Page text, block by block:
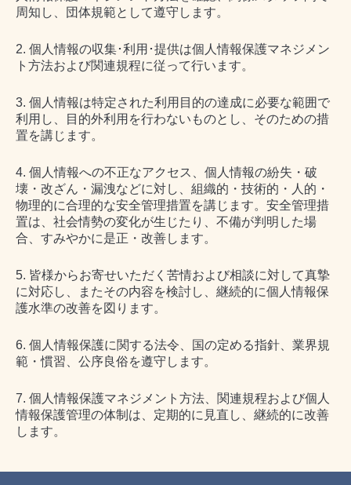
周知し、団体規範として遵守します。
2. 個人情報の収集･利用･提供は個人情報保護マネジメン
ト方法および関連規程に従って行います。
3. 個人情報は特定された利用目的の達成に必要な範囲で
利用し、目的外利用を行わないものとし、そのための措
置を講じます。
4. 個人情報への不正なアクセス、個人情報の紛失・破
壊・改ざん・漏洩などに対し、組織的・技術的・人的・
物理的に合理的な安全管理措置を講じます。安全管理措
置は、社会情勢の変化が生じたり、不備が判明した場
合、すみやかに是正・改善します。
5. 皆様からお寄せいただく苦情および相談に対して真摯
に対応し、またその内容を検討し、継続的に個人情報保
護水準の改善を図ります。
6. 個人情報保護に関する法令、国の定める指針、業界規
範・慣習、公序良俗を遵守します。
7. 個人情報保護マネジメント方法、関連規程および個人
情報保護管理の体制は、定期的に見直し、継続的に改善
します。